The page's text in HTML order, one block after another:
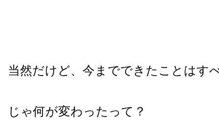
当然だけど、今までできたことはす
じゃ何が変わったって？